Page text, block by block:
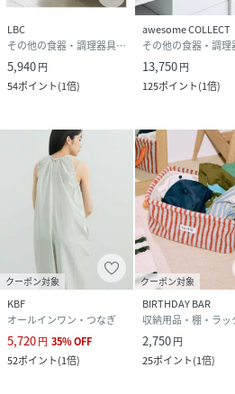
LBC
その他の食器・調理器具・キッチン用品
5,940円
54ポイント(1倍)
awesome COLLECT
13,750円
125ポイント(1倍)
クーポン対象
KBF
オールインワン・つなぎ
5,720円 35%OFF
52ポイント(1倍)
クーポン対象
BIRTHDAY BAR
収納用品・棚・ラッ
2,750円
25ポイント(1倍)